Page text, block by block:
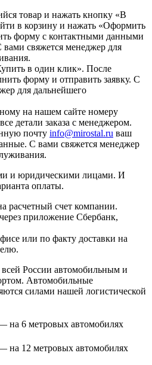
товар и нажать кнопку «В
в корзину и нажать «Оформить
форму с контактными данными
вами свяжется менеджер для
в один клик». После
форму и отправить заявку. С
для дальнейшего
на нашем сайте номеру
детали заказа с менеджером.
почту info@mirostal.ru ваш
С вами свяжется менеджер
и юридическими лицами. И
оплаты.
расчетный счет компании.
через приложение Сбербанк,
или по факту доставки на
России автомобильным и
Автомобильные
силами нашей логистической
на 6 метровых автомобилях
на 12 метровых автомобилях